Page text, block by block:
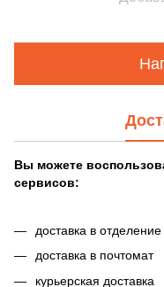
Вы можете
сервисов:
доставка в отделение
доставка в почтомат
курьерская доставка